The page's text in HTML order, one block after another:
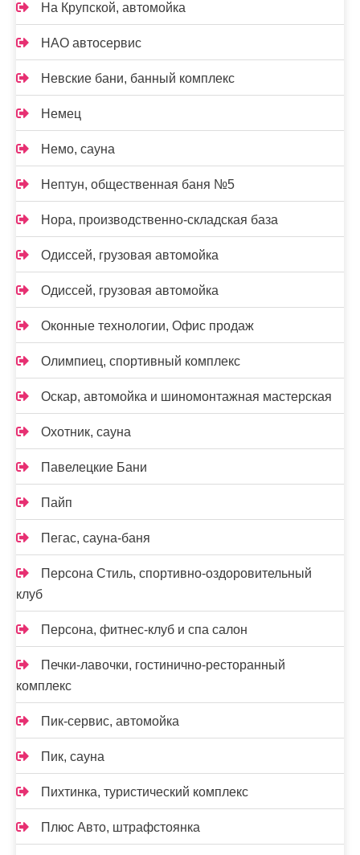
На Крупской, автомойка
НАО автосервис
Невские бани, банный комплекс
Немец
Немо, сауна
Нептун, общественная баня №5
Нора, производственно-складская база
Одиссей, грузовая автомойка
Одиссей, грузовая автомойка
Оконные технологии, Офис продаж
Олимпиец, спортивный комплекс
Оскар, автомойка и шиномонтажная мастерская
Охотник, сауна
Павелецкие Бани
Пайп
Пегас, сауна-баня
Персона Стиль, спортивно-оздоровительный
клуб
Персона, фитнес-клуб и спа салон
Печки-лавочки, гостинично-ресторанный
комплекс
Пик-сервис, автомойка
Пик, сауна
Пихтинка, туристический комплекс
Плюс Авто, штрафстоянка